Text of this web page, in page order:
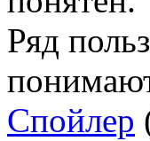
Ряд
Спойлер